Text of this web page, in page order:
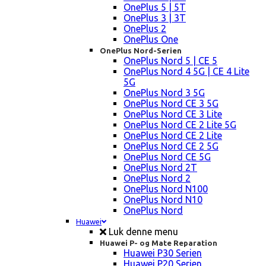
OnePlus 5 | 5T
OnePlus 3 | 3T
OnePlus 2
OnePlus One
OnePlus Nord-Serien
OnePlus Nord 5 | CE 5
OnePlus Nord 4 5G | CE 4 Lite
5G
OnePlus Nord 3 5G
OnePlus Nord CE 3 5G
OnePlus Nord CE 3 Lite
OnePlus Nord CE 2 Lite 5G
OnePlus Nord CE 2 Lite
OnePlus Nord CE 2 5G
OnePlus Nord CE 5G
OnePlus Nord 2T
OnePlus Nord 2
OnePlus Nord N100
OnePlus Nord N10
OnePlus Nord
Huawei
Luk denne menu
Huawei P- og Mate Reparation
Huawei P30 Serien
Huawei P20 Serien